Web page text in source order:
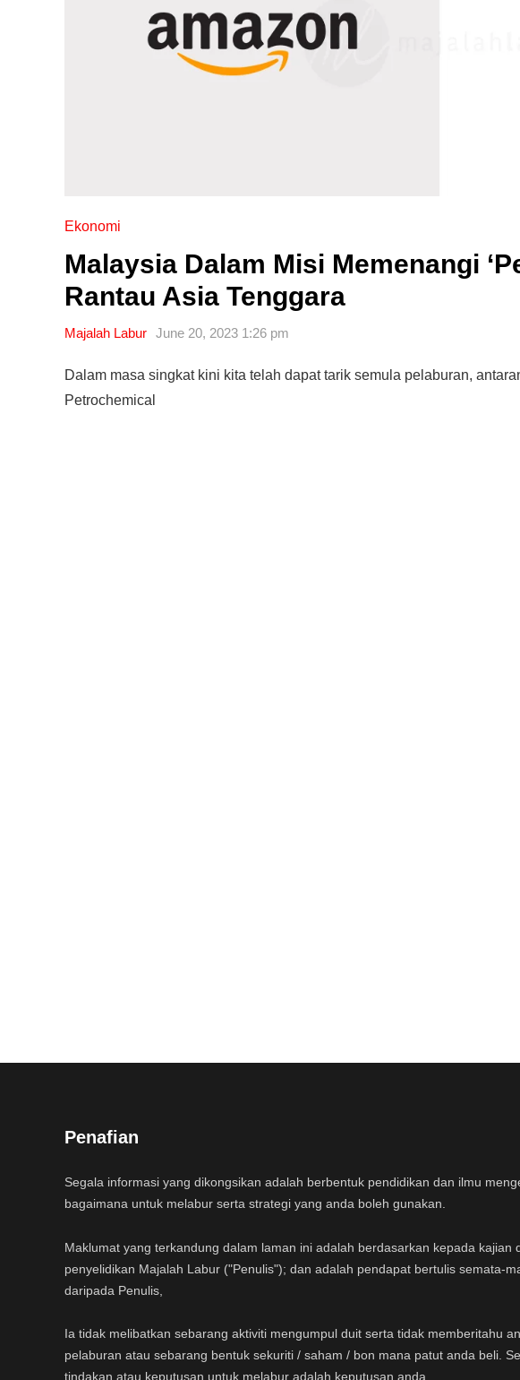
Ekonomi
Malaysia Dalam Misi Memenangi
Rantau Asia Tenggara
Majalah Labur June 20, 2023 1:26 pm
Dalam masa singkat kini kita telah dapat tarik semula pelaburan,
Petrochemical
Penafian
Segala informasi yang dikongsikan adalah berbentuk pendidikan dan ilmu
bagaimana untuk melabur serta strategi yang anda boleh gunakan.
Maklumat yang terkandung dalam laman ini adalah berdasarkan kepada kajian
penyelidikan Majalah Labur ("Penulis"); dan adalah pendapat bertulis semata-
daripada Penulis,
Ia tidak melibatkan sebarang aktiviti mengumpul duit serta tidak memberitahu
pelaburan atau sebarang bentuk sekuriti / saham / bon mana patut anda beli.
tindakan atau keputusan untuk melabur adalah keputusan anda.